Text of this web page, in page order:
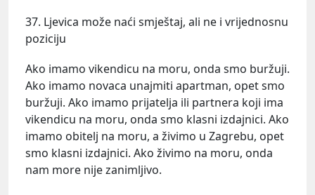
37. Ljevica može naći smještaj, ali ne i vrijednosnu
poziciju
Ako imamo vikendicu na moru, onda smo buržuji.
Ako imamo novaca unajmiti apartman, opet smo
buržuji. Ako imamo prijatelja ili partnera koji ima
vikendicu na moru, onda smo klasni izdajnici. Ako
imamo obitelj na moru, a živimo u Zagrebu, opet
smo klasni izdajnici. Ako živimo na moru, onda
nam more nije zanimljivo.